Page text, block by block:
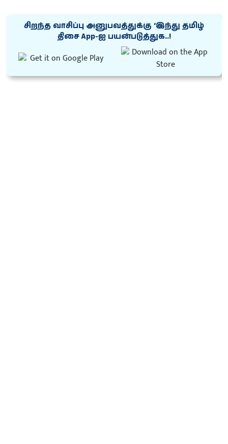
சிறந்த வாசிப்பு அனுபவத்துக்கு ‘இந்து தமிழ்
திசை App-ஐ பயன்படுத்துக..!